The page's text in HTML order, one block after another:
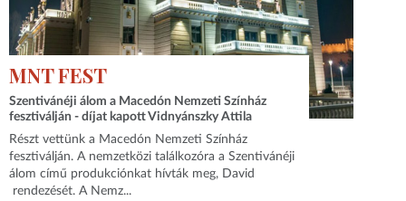
MNT FEST
Szentivánéji álom a Macedón Nemzeti Színház
fesztiválján - díjat kapott Vidnyánszky Attila
Részt vettünk a Macedón Nemzeti Színház
fesztiválján. A nemzetközi találkozóra a Szentivánéji
álom című produkciónkat hívták meg, David
rendezését. A Nemz...